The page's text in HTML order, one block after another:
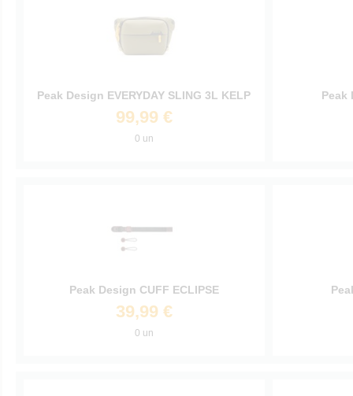
Peak Design EVERYDAY SLING 3L KELP
99,99 €
0 un
Peak
Peak Design CUFF ECLIPSE
39,99 €
0 un